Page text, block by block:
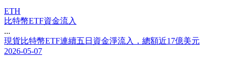
ETH
比特幣ETF資金流入
...
現貨比特幣ETF連續五 日 資金淨流入 ， 總額近1 7億美元
2026-05-07